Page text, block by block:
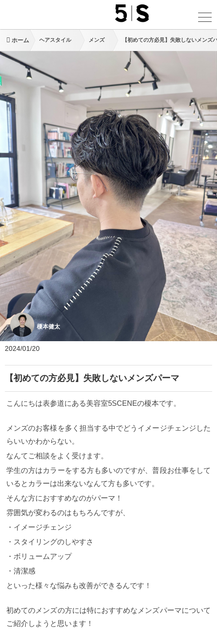
ホーム ヘアスタイル メンズ 【初めての方必見】失敗しないメンズ
榎本健太
2024/01/20
【初めての方必見】失敗しないメンズパーマ
こんにちは表参道にある美容室5SCENEの榎本です。
メンズのお客様を多く担当する中でどうイメージチェンジした
らいいかわからない。
なんてご相談をよく受けます。
学生の方はカラーをする方も多いのですが、普段お仕事をして
いるとカラーは出来ないなんて方も多いです。
そんな方におすすめなのがパーマ！
雰囲気が変わるのはもちろんですが、
・イメージチェンジ
・スタイリングのしやすさ
・ボリュームアップ
・清潔感
といった様々な悩みも改善ができるんです！
初めてのメンズの方には特におすすめなメンズパーマについて
ご紹介しようと思います！